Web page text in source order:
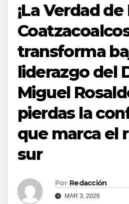
¡La Verdad
transforma
liderazgo del
Miguel
pierdas la
que marca el
sur
Por Redacción
MAR 3, 2026